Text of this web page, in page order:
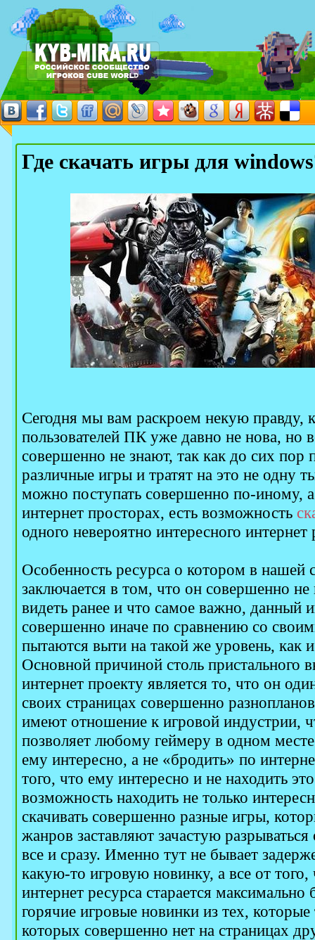
Где скачать игры для
Сегодня мы вам раскроем некую правду,
пользователей ПК уже давно не нова, но
совершенно не знают, так как до сих пор
различные игры и тратят на это не одну
можно поступать совершенно по-иному, а
интернет просторах, есть возможность
одного невероятно интересного интернет
Особенность ресурса о котором в нашей
заключается в том, что он совершенно
видеть ранее и что самое важно, данный
совершенно иначе по сравнению со
пытаются выти на такой же уровень, как
Основной причиной столь пристального
интернет проекту является то, что он
своих страницах совершенно
имеют отношение к игровой индустрии,
позволяет любому геймеру в одном
ему интересно, а не «бродить» по
того, что ему интересно и не находить
возможность находить не только
скачивать совершенно разные игры,
жанров заставляют зачастую
все и сразу. Именно тут не бывает
какую-то игровую новинку, а все от
интернет ресурса старается
горячие игровые новинки из тех,
которых совершенно нет на страницах